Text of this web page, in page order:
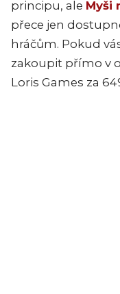
principu, ale Myši
přece jen
hráčům. Pokud
zakoupit přímo v
Loris Games za